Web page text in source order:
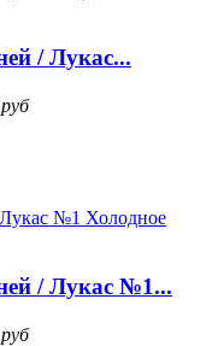
/ Лукас...
руб
/ Лукас №1...
руб